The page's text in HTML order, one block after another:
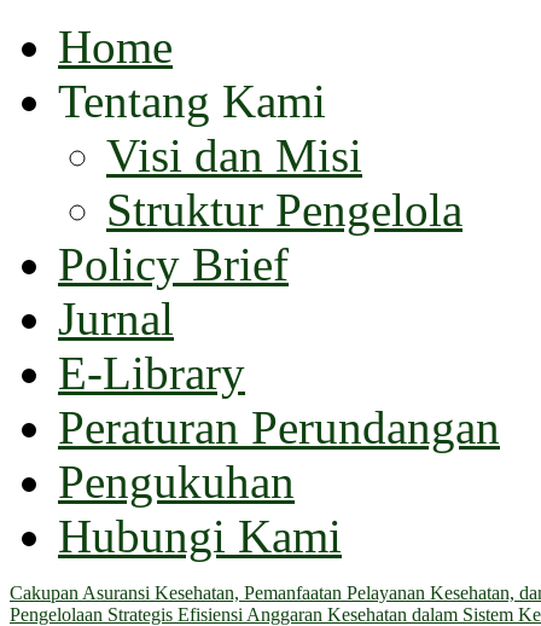
Home
Tentang Kami
Visi dan Misi
Struktur Pengelola
Policy Brief
Jurnal
E-Library
Peraturan Perundangan
Pengukuhan
Hubungi Kami
Cakupan Asuransi Kesehatan, Pemanfaatan Pelayanan Kesehatan,
Pengelolaan Strategis Efisiensi Anggaran Kesehatan dalam Sistem